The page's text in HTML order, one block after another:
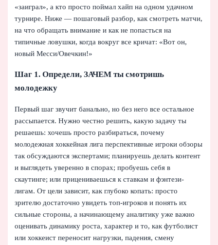
«заиграл», а кто просто поймал хайп на одном удачном
турнире. Ниже — пошаговый разбор, как смотреть матчи,
на что обращать внимание и как не попасться на
типичные ловушки, когда вокруг все кричат: «Вот он,
новый Месси/Овечкин!»
Шаг 1. Определи, ЗАЧЕМ ты смотришь
молодежку
Первый шаг звучит банально, но без него все остальное
рассыпается. Нужно честно решить, какую задачу ты
решаешь: хочешь просто разбираться, почему
молодежная хоккейная лига перспективные игроки обзоры
так обсуждаются экспертами; планируешь делать контент
и выглядеть уверенно в спорах; пробуешь себя в
скаутинге; или прицениваешься к ставкам и фэнтези-
лигам. От цели зависит, как глубоко копать: просто
зрителю достаточно увидеть топ-игроков и понять их
сильные стороны, а начинающему аналитику уже важно
оценивать динамику роста, характер и то, как футболист
или хоккеист переносит нагрузки, падения, смену